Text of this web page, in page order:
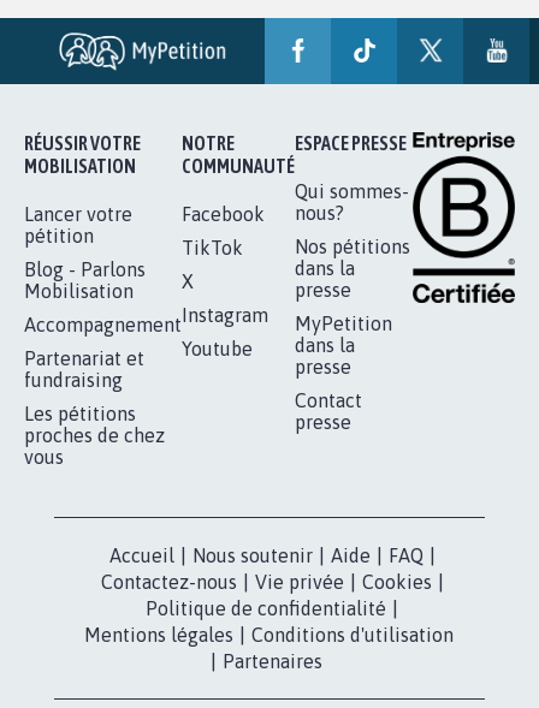
RÉUSSIR VOTRE
MOBILISATION
Lancer votre
pétition
Blog - Parlons
Mobilisation
Accompagnement
Partenariat et
fundraising
Les pétitions
proches de chez
vous
NOTRE
COMMUNAUTÉ
Facebook
TikTok
X
Instagram
Youtube
ESPACE PRESSE
Qui sommes-
nous?
Nos pétitions
dans la
presse
MyPetition
dans la
presse
Contact
presse
Accueil Nous soutenir Aide FAQ
Contactez-nous
Vie privée Cookies
Politique de confidentialité
Mentions légales
Conditions d'utilisation
Partenaires